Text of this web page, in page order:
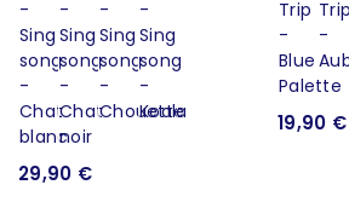
29,90 €
19,90 €